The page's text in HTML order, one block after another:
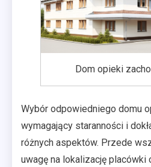
Dom opieki
Wybór odpowiedniego domu
wymagający staranności i
różnych aspektów. Przede
uwagę na lokalizację placówki